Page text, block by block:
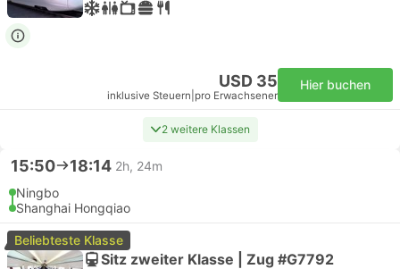
USD 35
inklusive Steuern pro Erwachsener
Hier buchen
2 weitere Klassen
15:50 18:14 2h, 24m
Ningbo
Shanghai Hongqiao
Beliebteste Klasse
Sitz zweiter Klasse | Zug #G7792